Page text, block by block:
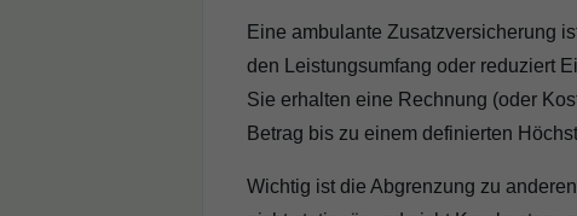
Eine ambulante Zusatzversicherung
den Leistungsumfang oder reduziert
Sie erhalten eine Rechnung (oder
Betrag bis zu einem definierten
Wichtig ist die Abgrenzung zu